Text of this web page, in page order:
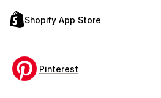
Shopify App Store
Pinterest